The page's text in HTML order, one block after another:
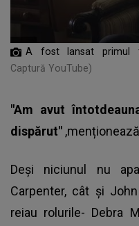
A fost lansat primul
Captură YouTube)
"Am avut
dispărut" ,menționează
Deși niciunul nu
Carpenter, cât și
reiau rolurile- Debra